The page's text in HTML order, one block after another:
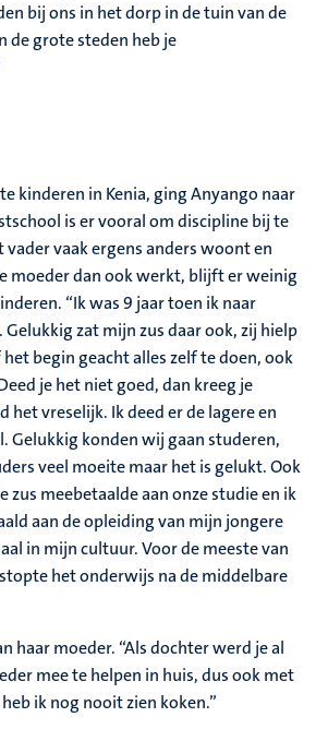
bij ons in het dorp in de tuin van de
de grote steden heb je
kinderen in Kenia, ging Anyango naar
is er vooral om discipline bij te
vaak ergens anders woont en
moeder dan ook werkt, blijft er weinig
“Ik was 9 jaar toen ik naar
zat mijn zus daar ook, zij hielp
begin geacht alles zelf te doen, ook
je het niet goed, dan kreeg je
het vreselijk. Ik deed er de lagere en
Gelukkig konden wij gaan studeren,
veel moeite maar het is gelukt. Ook
meebetaalde aan onze studie en ik
aan de opleiding van mijn jongere
in mijn cultuur. Voor de meeste van
het onderwijs na de middelbare
haar moeder. “Als dochter werd je al
mee te helpen in huis, dus ook met
ik nog nooit zien koken.”